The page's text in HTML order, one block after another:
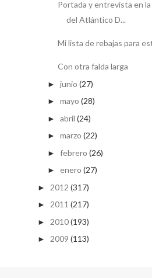
Portada y entrevista en
del Atlántico D...
Mi lista de rebajas para
Con otra falda larga
► junio (27)
► mayo (28)
► abril (24)
► marzo (22)
► febrero (26)
► enero (27)
► 2012 (317)
► 2011 (217)
► 2010(193)
► 2009 (113)